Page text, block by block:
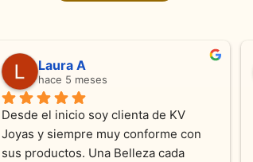
Laura A
hace 5 meses
Desde el inicio soy clienta de KV
Joyas y siempre muy conforme con
sus productos. Una Belleza cada